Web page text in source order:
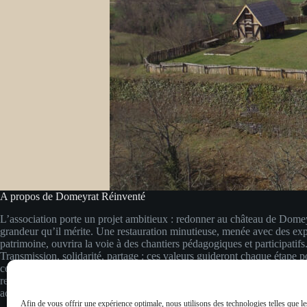
Afin de vous offrir une expérience optimale, nous utilisons des technologies telles que
A propos de Domeyrat Réinventé
L’association porte un projet ambitieux : redonner au château de
grandeur qu’il mérite. Une restauration minutieuse, menée avec des
patrimoine, ouvrira la voie à des chantiers pédagogiques et participatifs.
Transmission, solidarité, partage : ces valeurs guideront chaque étape
ce joyau de la Basse Auvergne et en faire un lieu vivant, accessible et
respect du passé et regard vers l’avenir, nous imaginons un espace
accessible à tous.